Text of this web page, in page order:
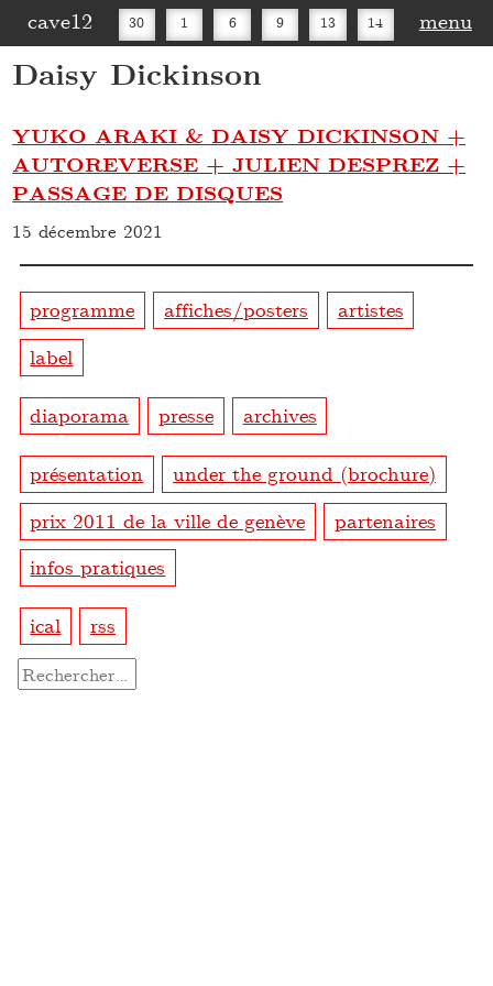
cave12 30 1 6 9 13 14
16 20
menu
Daisy Dickinson
YUKO ARAKI & DAISY DICKINSON +
AUTOREVERSE + JULIEN DESPREZ +
PASSAGE DE DISQUES
15 décembre 2021
programme affiches/posters
artistes
label
diaporama presse archives
présentation
under the ground (brochure)
prix 2011 de la ville de genève
partenaires
infos pratiques
ical rss
Rechercher :